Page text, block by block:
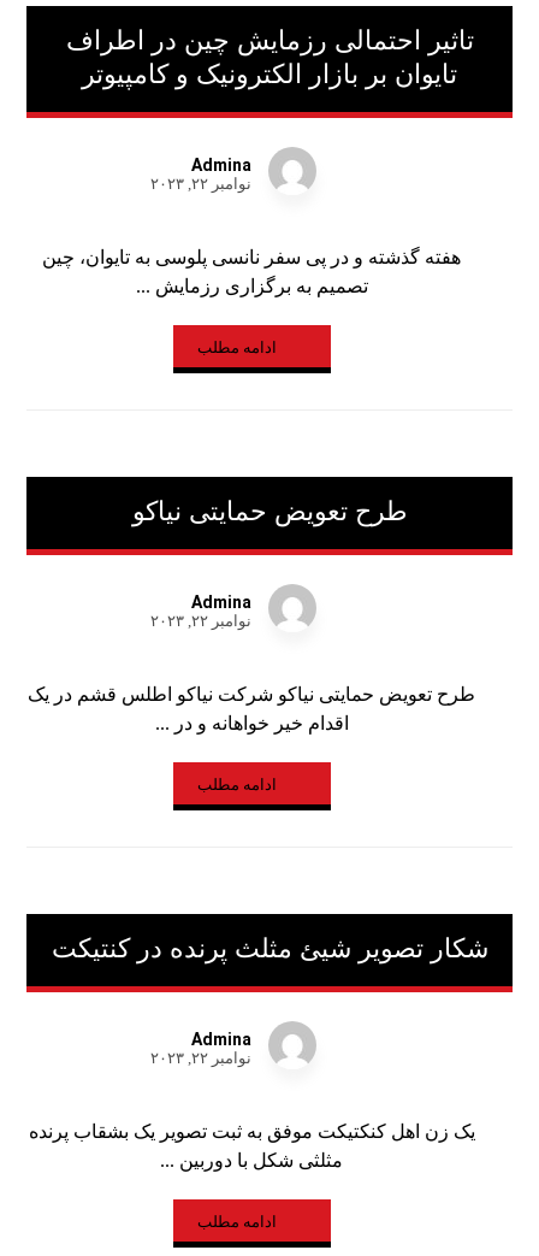
تاثیر احتمالی رزمایش چین در اطراف
تایوان بر بازار الکترونیک و کامپیوتر
Admina
نوامبر ۲۲, ۲۰۲۳
هفته گذشته و در پی سفر نانسی پلوسی به تایوان، چین
تصمیم به برگزاری رزمایش ...
ادامه مطلب
طرح تعویض حمایتی نیاکو
Admina
نوامبر ۲۲, ۲۰۲۳
طرح تعویض حمایتی نیاکو شرکت نیاکو اطلس قشم در یک
اقدام خیر خواهانه و در ...
ادامه مطلب
شکار تصویر شیئ مثلث پرنده در کنتیکت
Admina
نوامبر ۲۲, ۲۰۲۳
یک زن اهل کنکتیکت موفق به ثبت تصویر یک بشقاب پرنده
مثلثی شکل با دوربین ...
ادامه مطلب